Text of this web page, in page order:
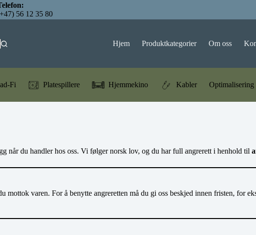
56 12 35 80
Hjem Produktkategorier Om oss
Fi Platespillere Hjemmekino Kabler Optimalisering
når du handler hos oss. Vi følger norsk lov, og du har full angrerett i henhold til
mottok varen. For å benytte angreretten må du gi oss beskjed innen fristen, for